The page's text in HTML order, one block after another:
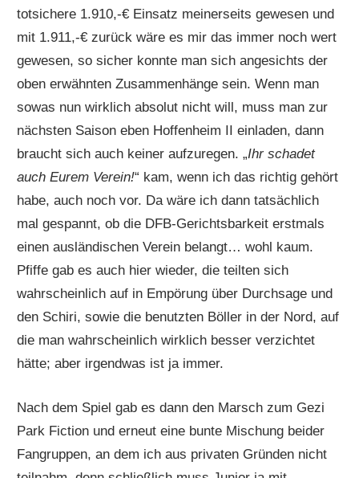
totsichere 1.910,-€ Einsatz meinerseits gewesen und
mit 1.911,-€ zurück wäre es mir das immer noch wert
gewesen, so sicher konnte man sich angesichts der
oben erwähnten Zusammenhänge sein. Wenn man
sowas nun wirklich absolut nicht will, muss man zur
nächsten Saison eben Hoffenheim II einladen, dann
braucht sich auch keiner aufzuregen. „Ihr schadet
auch Eurem Verein!“ kam, wenn ich das richtig gehört
habe, auch noch vor. Da wäre ich dann tatsächlich
mal gespannt, ob die DFB-Gerichtsbarkeit erstmals
einen ausländischen Verein belangt… wohl kaum.
Pfiffe gab es auch hier wieder, die teilten sich
wahrscheinlich auf in Empörung über Durchsage und
den Schiri, sowie die benutzten Böller in der Nord, auf
die man wahrscheinlich wirklich besser verzichtet
hätte; aber irgendwas ist ja immer.
Nach dem Spiel gab es dann den Marsch zum Gezi
Park Fiction und erneut eine bunte Mischung beider
Fangruppen, an dem ich aus privaten Gründen nicht